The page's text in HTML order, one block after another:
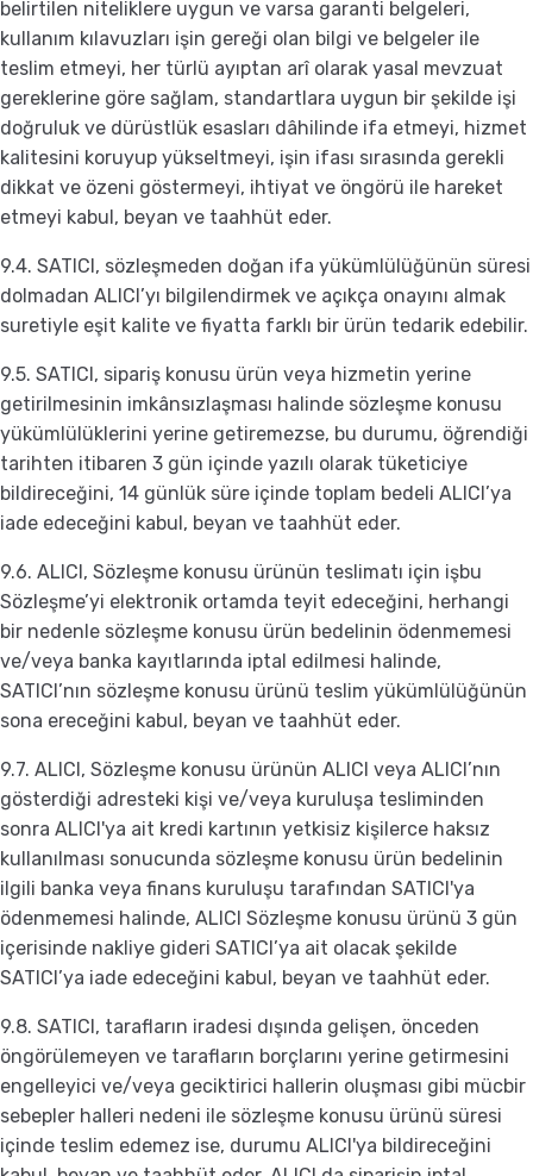
belirtilen niteliklere uygun ve varsa garanti belgeleri,
kullanım kılavuzları işin gereği olan bilgi ve belgeler ile
teslim etmeyi, her türlü ayıptan arî olarak yasal mevzuat
gereklerine göre sağlam, standartlara uygun bir şekilde işi
doğruluk ve dürüstlük esasları dâhilinde ifa etmeyi, hizmet
kalitesini koruyup yükseltmeyi, işin ifası sırasında gerekli
dikkat ve özeni göstermeyi, ihtiyat ve öngörü ile hareket
etmeyi kabul, beyan ve taahhüt eder.
9.4. SATICI, sözleşmeden doğan ifa yükümlülüğünün süresi
dolmadan ALICI’yı bilgilendirmek ve açıkça onayını almak
suretiyle eşit kalite ve fiyatta farklı bir ürün tedarik edebilir.
9.5. SATICI, sipariş konusu ürün veya hizmetin yerine
getirilmesinin imkânsızlaşması halinde sözleşme konusu
yükümlülüklerini yerine getiremezse, bu durumu, öğrendiği
tarihten itibaren 3 gün içinde yazılı olarak tüketiciye
bildireceğini, 14 günlük süre içinde toplam bedeli ALICI’ya
iade edeceğini kabul, beyan ve taahhüt eder.
9.6. ALICI, Sözleşme konusu ürünün teslimatı için işbu
Sözleşme’yi elektronik ortamda teyit edeceğini, herhangi
bir nedenle sözleşme konusu ürün bedelinin ödenmemesi
ve/veya banka kayıtlarında iptal edilmesi halinde,
SATICI’nın sözleşme konusu ürünü teslim yükümlülüğünün
sona ereceğini kabul, beyan ve taahhüt eder.
9.7. ALICI, Sözleşme konusu ürünün ALICI veya ALICI’nın
gösterdiği adresteki kişi ve/veya kuruluşa tesliminden
sonra ALICI'ya ait kredi kartının yetkisiz kişilerce haksız
kullanılması sonucunda sözleşme konusu ürün bedelinin
ilgili banka veya finans kuruluşu tarafından SATICI'ya
ödenmemesi halinde, ALICI Sözleşme konusu ürünü 3 gün
içerisinde nakliye gideri SATICI’ya ait olacak şekilde
SATICI’ya iade edeceğini kabul, beyan ve taahhüt eder.
9.8. SATICI, tarafların iradesi dışında gelişen, önceden
öngörülemeyen ve tarafların borçlarını yerine getirmesini
engelleyici ve/veya geciktirici hallerin oluşması gibi mücbir
sebepler halleri nedeni ile sözleşme konusu ürünü süresi
içinde teslim edemez ise, durumu ALICI'ya bildireceğini